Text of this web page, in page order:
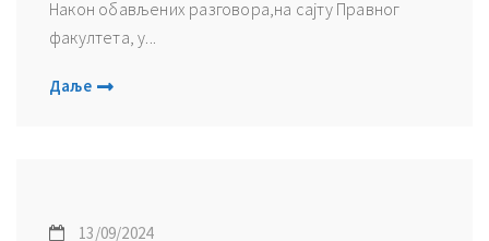
Након обављених разговора,на сајту Правног
факултета, у...
Даље
13/09/2024